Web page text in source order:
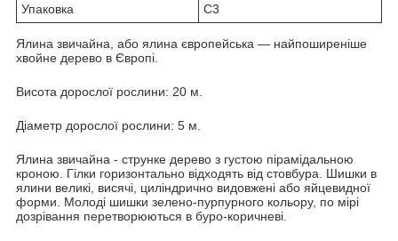
Упаковка С3
Ялина звичайна, або ялина європейська — найпоширеніше
хвойне дерево в Європі.
Висота дорослої рослини: 20 м.
Діаметр дорослої рослини: 5 м.
Ялина звичайна - струнке дерево з густою пірамідальною
кроною. Гілки горизонтально відходять від стовбура. Шишки в
ялини великі, висячі, циліндрично видовжені або яйцевидної
форми. Молоді шишки зелено-пурпурного кольору, по мірі
дозрівання перетворюються в буро-коричневі.